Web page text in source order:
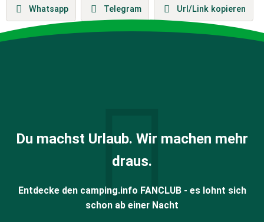
Whatsapp Telegram Url/Link kopieren
Du machst Urlaub. Wir machen mehr
draus.
Entdecke den camping.info FANCLUB - es lohnt sich
schon ab einer Nacht